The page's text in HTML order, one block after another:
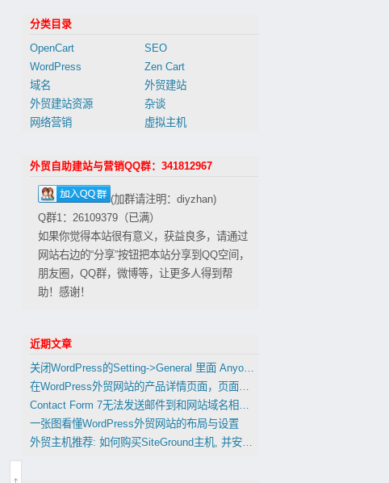
分类目录
OpenCart
SEO
WordPress
Zen Cart
域名
外贸建站
外贸建站资源
杂谈
网络营销
虚拟主机
外贸自助建站与营销QQ群：341812967
(加群请注明：diyzhan)
Q群1：26109379（已满）
如果你觉得本站很有意义，获益良多，请通过
网站右边的“分享”按钮把本站分享到QQ空间，
朋友圈，QQ群，微博等，让更多人得到帮
助！感谢！
近期文章
关闭WordPress的Setting->General 里面 Anyone can register 会影响到woocommerce的用户注册功能吗？
在WordPress外贸网站的产品详情页面，页面，文章中插入表格
Contact Form 7无法发送邮件到和网站域名相同的邮箱的解决办法
一张图看懂WordPress外贸网站的布局与设置
外贸主机推荐: 如何购买SiteGround主机, 并安装WordPress(置顶)